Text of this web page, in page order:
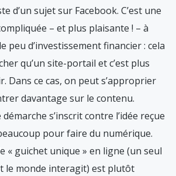
d’un sujet sur Facebook. C’est une
– et plus plaisante ! – à
peu d’investissement financier : cela
qu’un site-portail et c’est plus
Dans ce cas, on peut s’approprier
davantage sur le contenu.
s’inscrit contre l’idée reçue
pour faire du numérique.
« guichet unique » en ligne (un seul
le monde interagit) est plutôt